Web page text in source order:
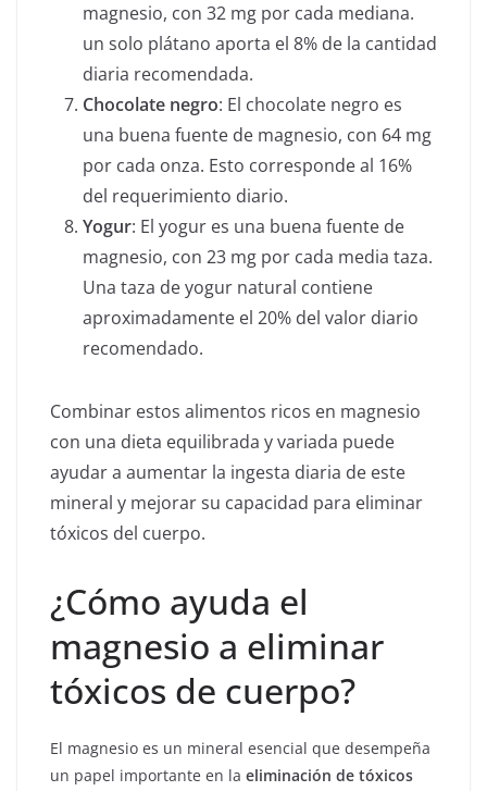
magnesio, con 32 mg por cada mediana.
un solo plátano aporta el 8% de la cantidad
diaria recomendada.
Chocolate negro: El chocolate negro es
una buena fuente de magnesio, con 64 mg
por cada onza. Esto corresponde al 16%
del requerimiento diario.
Yogur: El yogur es una buena fuente de
magnesio, con 23 mg por cada media taza.
Una taza de yogur natural contiene
aproximadamente el 20% del valor diario
recomendado.
Combinar estos alimentos ricos en magnesio
con una dieta equilibrada y variada puede
ayudar a aumentar la ingesta diaria de este
mineral y mejorar su capacidad para eliminar
tóxicos del cuerpo.
¿Cómo ayuda el
magnesio a eliminar
tóxicos de cuerpo?
El magnesio es un mineral esencial que desempeña
un papel importante en la eliminación de tóxicos